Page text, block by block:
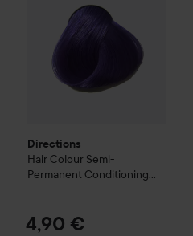
Directions
Hair Colour Semi-
Permanent Conditioning
4,90 €